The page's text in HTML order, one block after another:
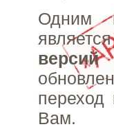
Одним
переход
Вам.